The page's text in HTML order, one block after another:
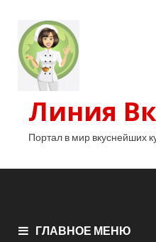
Линия
Портал в мир вкуснейших
ГЛАВНОЕ МЕНЮ